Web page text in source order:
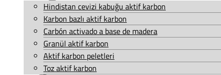
Hindistan cevizi kabuğu aktif karbon
Karbon bazlı aktif karbon
Carbón activado a base de madera
Granül aktif karbon
Aktif karbon peletleri
Toz aktif karbon